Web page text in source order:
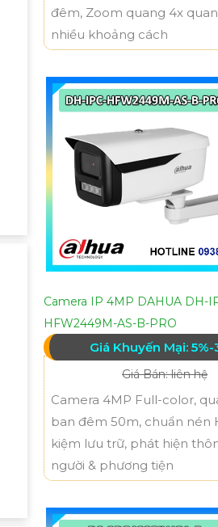
đêm, Zoom quang 4x
nhiều khoảng cách
Camera IP 4MP DAHUA DH-
HFW2449M-AS-B-PRO
Giá Khuyến Mại: 5%-
Giá Bán: liên hệ
Camera 4MP Full-color,
ban đêm 50m, chuẩn nén
kiệm lưu trữ, phát hiện
người & phương tiện